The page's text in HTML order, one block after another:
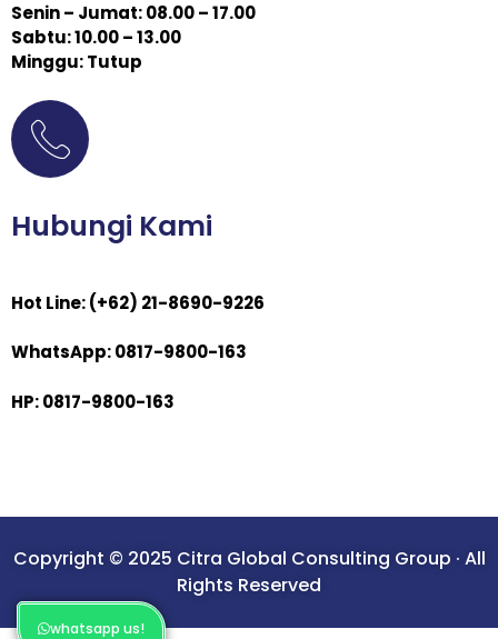
whatsapp us!
Senin – Jumat: 08.00 – 17.00
Sabtu: 10.00 – 13.00
Minggu: Tutup
Hubungi Kami
Hot Line: (+62) 21-8690-9226
WhatsApp: 0817-9800-163
HP: 0817-9800-163
Copyright © 2025 Citra Global Consulting Group · All
Rights Reserved